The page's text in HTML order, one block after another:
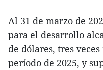
Al 31 de marzo de
para el desarrollo
de dólares, tres
período de 2025, y